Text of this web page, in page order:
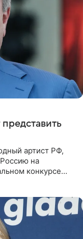
артист РФ,
на
конкурсе